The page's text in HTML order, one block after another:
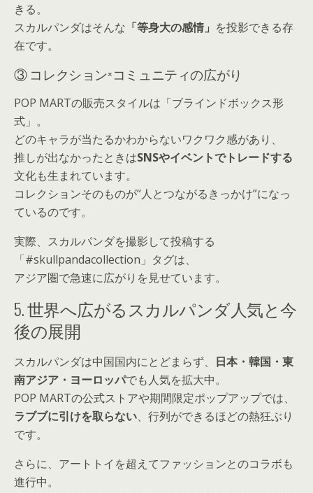
きる。
スカルパンダはそんな 「等身大の感情」 を投影できる存
在です。
③ コレクション×コミュニティの広がり
POP MARTの販売スタイルは「ブラインドボックス形
式」。
どのキャラが当たるかわからないワクワク感があり、
推しが出なかったときはSNSやイベントでトレードする
文化も生まれています。
コレクションそのものが“人とつながるきっかけ”になっ
ているのです。
実際、スカルパンダを撮影して投稿する
「#skullpandacollection」タグは、
アジア圏で急速に広がりを見せています。
5. 世界へ広がるスカルパンダ人気と今
後の展開
スカルパンダは中国国内にとどまらず、 日本・韓国・東
南アジア・ヨーロッパでも人気を拡大中。
POP MARTの公式ストアや期間限定ポップアップでは、
ラブブに引けを取らない、行列ができるほどの熱狂ぶり
です。
さらに、アートトイを超えてファッションとのコラボも
進行中。